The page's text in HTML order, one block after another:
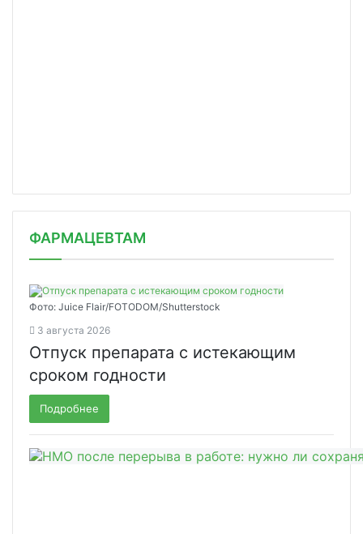
ФАРМАЦЕВТАМ
Фото: Juice Flair/FOTODOM/Shutterstoсk
3 августа 2026
Отпуск препарата с истекающим
сроком годности
Подробнее